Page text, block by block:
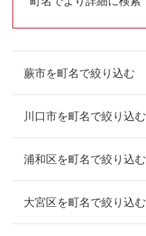
蕨市を町名で絞り込む
川口市を町名で絞り込む
浦和区を町名で絞り込む
大宮区を町名で絞り込む